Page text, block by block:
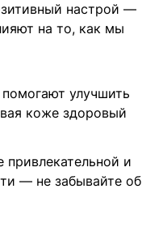
настрой —
на то, как мы
улучшить
коже здоровый
привлекательной и
— не забывайте об